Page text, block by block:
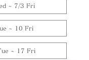
~ 7/3 Fri
~ 10 Fri
~ 17 Fri